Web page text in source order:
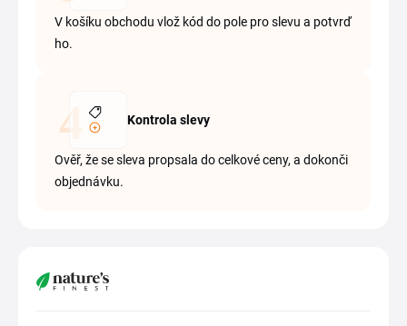
V košíku obchodu vlož kód do pole pro slevu a potvrď
ho.
Kontrola slevy
Ověř, že se sleva propsala do celkové ceny, a dokonči
objednávku.